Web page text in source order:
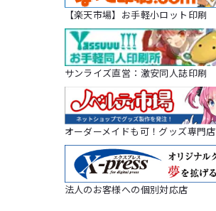
【楽天市場】お手軽小ロット印刷
サンライズ直営：激安同人誌印刷
オーダーメイドも可！グッズ専門店
法人のお客様への個別対応店